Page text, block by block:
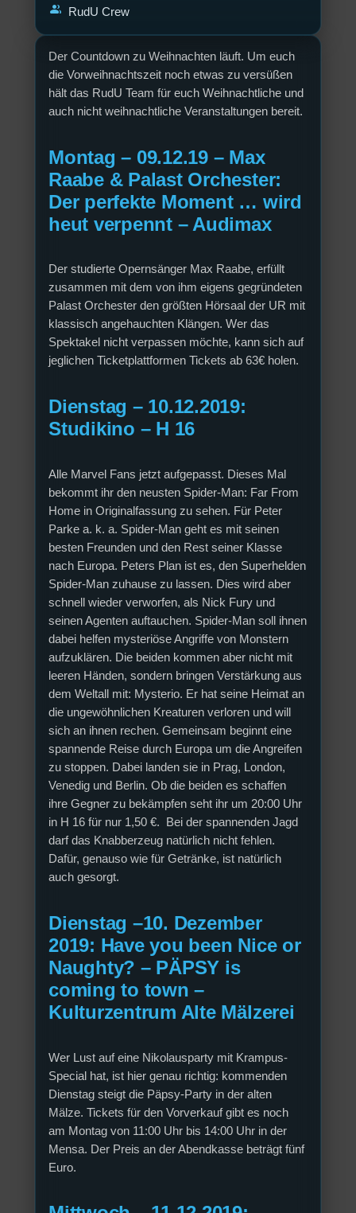
Der Countdown zu Weihnachten läuft. Um euch
die Vorweihnachtszeit noch etwas zu versüßen
hält das RudU Team für euch Weihnachtliche und
auch nicht weihnachtliche Veranstaltungen bereit.
Montag – 09.12.19 – Max
Raabe & Palast Orchester:
Der perfekte Moment … wird
heut verpennt – Audimax
Der studierte Opernsänger Max Raabe, erfüllt
zusammen mit dem von ihm eigens gegründeten
Palast Orchester den größten Hörsaal der UR mit
klassisch angehauchten Klängen. Wer das
Spektakel nicht verpassen möchte, kann sich auf
jeglichen Ticketplattformen Tickets ab 63€ holen.
Dienstag – 10.12.2019:
Studikino – H 16
Alle Marvel Fans jetzt aufgepasst. Dieses Mal
bekommt ihr den neusten Spider-Man: Far From
Home in Originalfassung zu sehen. Für Peter
Parke a. k. a. Spider-Man geht es mit seinen
besten Freunden und den Rest seiner Klasse
nach Europa. Peters Plan ist es, den Superhelden
Spider-Man zuhause zu lassen. Dies wird aber
schnell wieder verworfen, als Nick Fury und
seinen Agenten auftauchen. Spider-Man soll ihnen
dabei helfen mysteriöse Angriffe von Monstern
aufzuklären. Die beiden kommen aber nicht mit
leeren Händen, sondern bringen Verstärkung aus
dem Weltall mit: Mysterio. Er hat seine Heimat an
die ungewöhnlichen Kreaturen verloren und will
sich an ihnen rechen. Gemeinsam beginnt eine
spannende Reise durch Europa um die Angreifen
zu stoppen. Dabei landen sie in Prag, London,
Venedig und Berlin. Ob die beiden es schaffen
ihre Gegner zu bekämpfen seht ihr um 20:00 Uhr
in H 16 für nur 1,50 €. Bei der spannenden Jagd
darf das Knabberzeug natürlich nicht fehlen.
Dafür, genauso wie für Getränke, ist natürlich
auch gesorgt.
Dienstag –10. Dezember
2019: Have you been Nice or
Naughty? – PÄPSY is
coming to town –
Kulturzentrum Alte Mälzerei
Wer Lust auf eine Nikolausparty mit Krampus-
Special hat, ist hier genau richtig: kommenden
Dienstag steigt die Päpsy-Party in der alten
Mälze. Tickets für den Vorverkauf gibt es noch
am Montag von 11:00 Uhr bis 14:00 Uhr in der
Mensa. Der Preis an der Abendkasse beträgt fünf
Euro.
group RudU Crew